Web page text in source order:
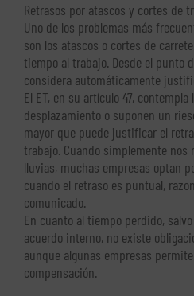
Retrasos por atascos y cortes de
Uno de los problemas más
son los atascos o cortes de
tiempo al trabajo. Desde el punto
considera automáticamente
El ET, en su artículo 47,
desplazamiento o suponen un
mayor que puede justificar el
trabajo. Cuando simplemente
lluvias, muchas empresas optan
cuando el retraso es puntual,
comunicado.
En cuanto al tiempo perdido,
acuerdo interno, no existe
aunque algunas empresas
compensación.